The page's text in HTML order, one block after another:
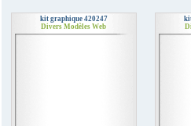
kit graphique 420247
Divers Modèles Web